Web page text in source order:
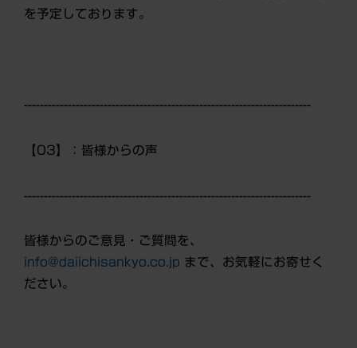
を予定しております。
------------------------------------------------------------------------
【03】： 皆様からの声
------------------------------------------------------------------------
皆様からのご意見・ご質問を、
info@daiichisankyo.co.jp まで、お気軽にお寄せく
ださい。